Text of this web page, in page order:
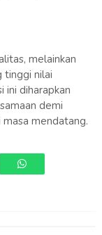
melainkan
tinggi nilai
ini diharapkan
demi
mendatang.